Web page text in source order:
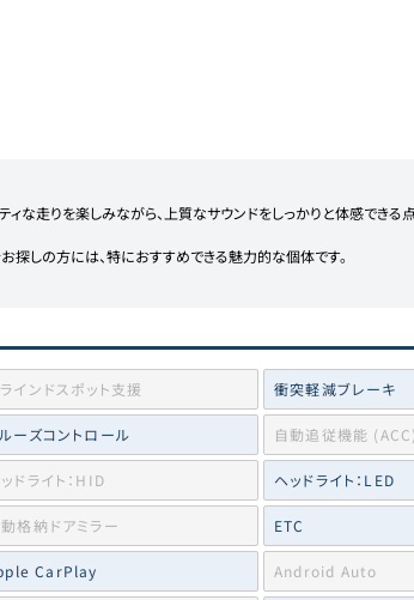
な走りを楽しみながら、上質なサウンドをしっかりと体感でき
しの方には、特におすすめできる魅力的な個体です。
インドスポット支援 衝突軽減ブレーキ
ーズコントロール 自動追従機能 (ACC)
ドライト：HID ヘッドライト：LED
格納ドアミラー ETC
CarPlay Android Auto